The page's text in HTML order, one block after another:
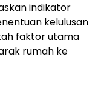
indikator
kelulusan
faktor utama
rumah ke